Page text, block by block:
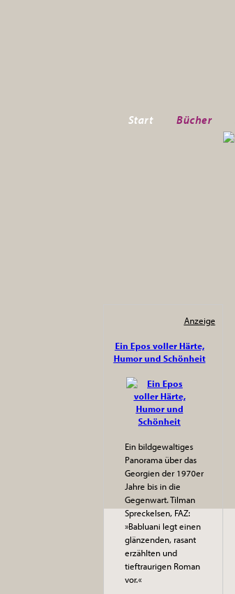
Start Bücher
Anzeige
Ein Epos voller Härte,
Humor und Schönheit
Ein bildgewaltiges
Panorama über das
Georgien der 1970er
Jahre bis in die
Gegenwart. Tilman
Spreckelsen, FAZ:
»Babluani legt einen
glänzenden, rasant
erzählten und
tieftraurigen Roman
vor.«